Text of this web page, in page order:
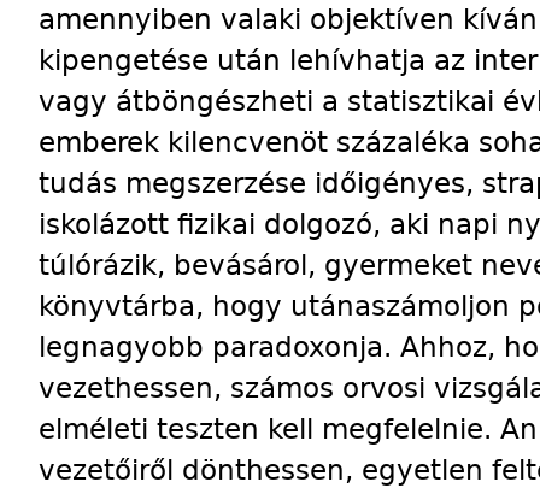
amennyiben valaki objektíven
kipengetése után lehívhatja az
vagy átböngészheti a statisztikai
emberek kilencvenöt százaléka
tudás megszerzése időigényes,
iskolázott fizikai dolgozó, aki napi
túlórázik, bevásárol, gyermeket
könyvtárba, hogy utánaszámoljon
legnagyobb paradoxonja. Ahhoz,
vezethessen, számos orvosi
elméleti teszten kell megfelelnie.
vezetőiről dönthessen, egyetlen